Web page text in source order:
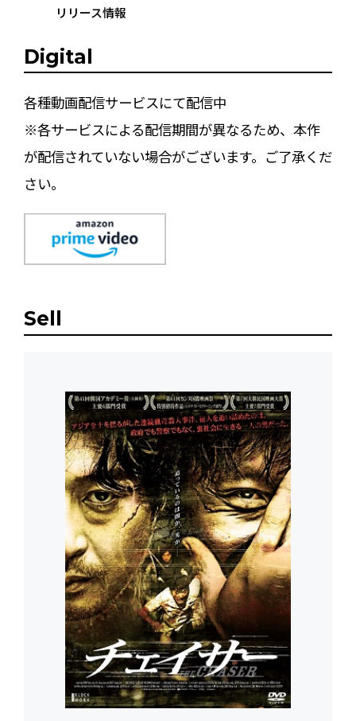
リリース情報
Digital
各種動画配信サービスにて配信中
※各サービスによる配信期間が異なるため、本作
が配信されていない場合がございます。ご了承くだ
さい。
Sell